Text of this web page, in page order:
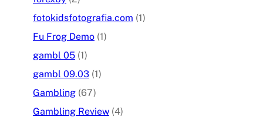
fotokidsfotografia.com (1)
Fu Frog Demo (1)
gambl 05 (1)
gambl 09.03 (1)
Gambling (67)
Gambling Review (4)